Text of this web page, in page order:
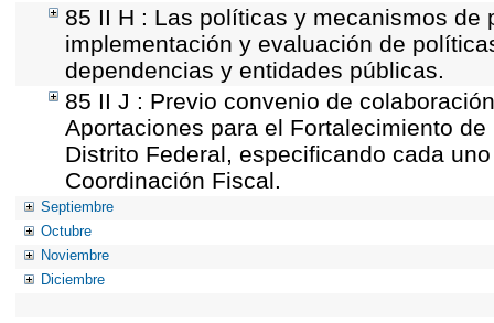
85 II H : Las políticas y mecanismos
implementación y evaluación de
dependencias y entidades públicas.
85 II J : Previo convenio de
Aportaciones para el Fortalecimiento
Distrito Federal, especificando cada
Coordinación Fiscal.
Septiembre
Octubre
Noviembre
Diciembre